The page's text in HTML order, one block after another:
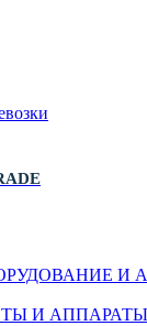
И
И АППАРАТЫ